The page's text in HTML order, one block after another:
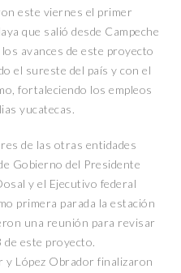
este viernes el primer
que salió desde Campeche
avances de este proyecto
el sureste del país y con el
fortaleciendo los empleos
yucatecas.
de las otras entidades
Gobierno del Presidente
y el Ejecutivo federal
primera parada la estación
una reunión para revisar
de este proyecto.
y López Obrador finalizaron